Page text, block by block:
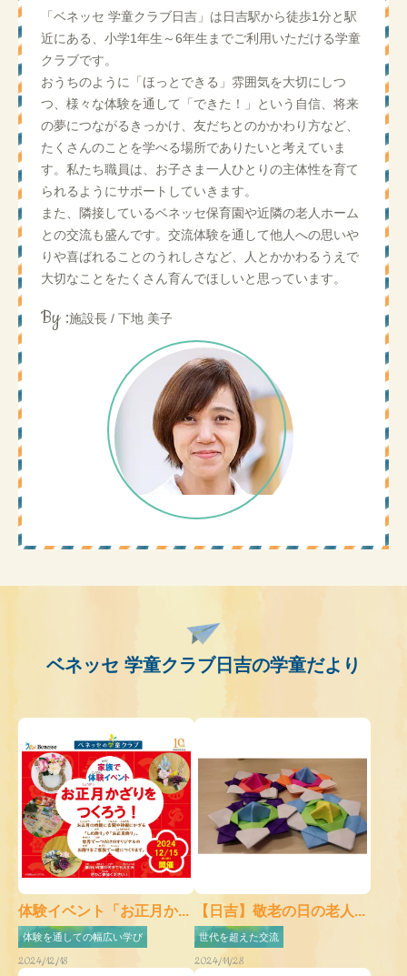
「ベネッセ 学童クラブ日吉」は日吉駅から徒歩1分と駅
近にある、小学1年生～6年生までご利用いただける学童
クラブです。
おうちのように「ほっとできる」雰囲気を大切にしつ
つ、様々な体験を通して「できた！」という自信、将来
の夢につながるきっかけ、友だちとのかかわり方など、
たくさんのことを学べる場所でありたいと考えていま
す。私たち職員は、お子さま一人ひとりの主体性を育て
られるようにサポートしていきます。
また、隣接しているベネッセ保育園や近隣の老人ホーム
との交流も盛んです。交流体験を通して他人への思いや
りや喜ばれることのうれしさなど、人とかかわるうえで
大切なことをたくさん育んでほしいと思っています。
By :施設長 / 下地 美子
ベネッセ 学童クラブ日吉の学童だより
体験イベント「お正月か...
体験を通しての幅広い学び
2024/12/18
【日吉】敬老の日の老人...
世代を超えた交流
2024/11/28